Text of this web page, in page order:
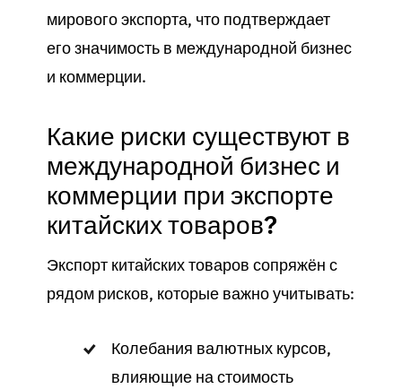
мирового экспорта, что подтверждает
его значимость в международной бизнес
и коммерции.
Какие риски существуют в
международной бизнес и
коммерции при экспорте
китайских товаров?
Экспорт китайских товаров сопряжён с
рядом рисков, которые важно учитывать:
Колебания валютных курсов,
влияющие на стоимость